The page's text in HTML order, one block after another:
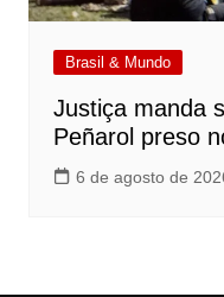
Brasil & Mundo
Justiça manda
Peñarol preso
6 de agosto de